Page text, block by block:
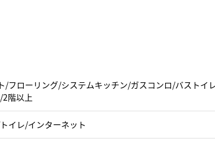
/フローリング/システムキッチン/ガスコンロ/バストイ
階以上
イレ/インターネット